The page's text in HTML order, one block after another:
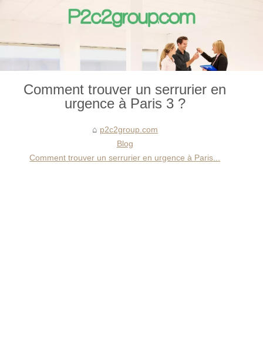
Comment trouver un serrurier en
urgence à Paris 3 ?
p2c2group.com
Blog
Comment trouver un serrurier en urgence à Paris...